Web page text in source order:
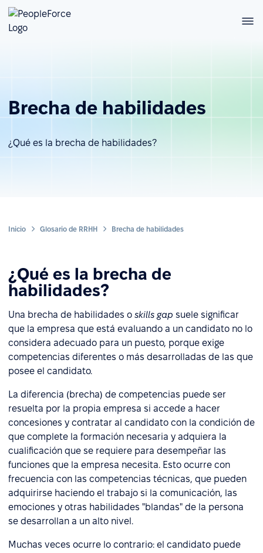
Brecha de habilidades
¿Qué es la brecha de habilidades?
Inicio Glosario de RRHH Brecha de habilidades
¿Qué es la brecha de
habilidades?
Una brecha de habilidades o skills gap suele significar
que la empresa que está evaluando a un candidato no lo
considera adecuado para un puesto, porque exige
competencias diferentes o más desarrolladas de las que
posee el candidato.
La diferencia (brecha) de competencias puede ser
resuelta por la propia empresa si accede a hacer
concesiones y contratar al candidato con la condición de
que complete la formación necesaria y adquiera la
cualificación que se requiere para desempeñar las
funciones que la empresa necesita. Esto ocurre con
frecuencia con las competencias técnicas, que pueden
adquirirse haciendo el trabajo si la comunicación, las
emociones y otras habilidades "blandas" de la persona
se desarrollan a un alto nivel.
Muchas veces ocurre lo contrario: el candidato puede